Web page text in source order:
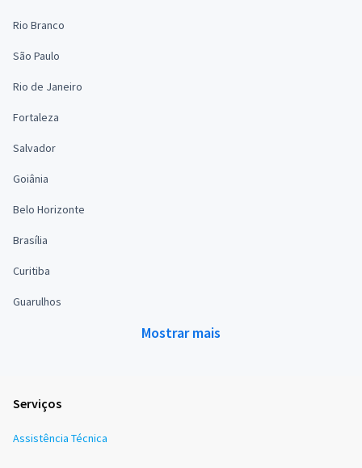
Rio Branco
São Paulo
Rio de Janeiro
Fortaleza
Salvador
Goiânia
Belo Horizonte
Brasília
Curitiba
Guarulhos
Mostrar mais
Serviços
Assistência Técnica